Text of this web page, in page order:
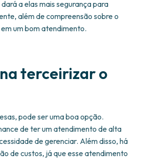
a elas mais segurança para
além de compreensão sobre o
um bom atendimento.
terceirizar o
pode ser uma boa opção.
de ter um atendimento de alta
de gerenciar. Além disso, há
de custos, já que esse atendimento